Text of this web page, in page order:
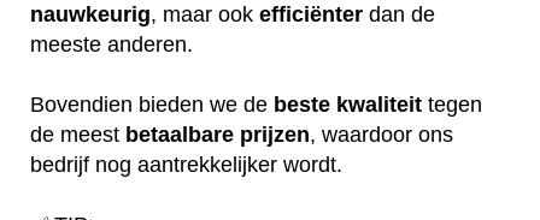
nauwkeurig, maar ook efficiënter dan de
meeste anderen.
Bovendien bieden we de beste kwaliteit tegen
de meest betaalbare prijzen, waardoor ons
bedrijf nog aantrekkelijker wordt.